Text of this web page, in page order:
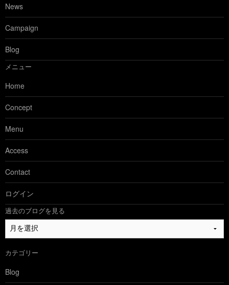
News
Campaign
Blog
メニュー
Home
Concept
Menu
Access
Contact
ログイン
過去のブログを見る
過
去
ブ
ロ
グ
カテゴリー
Blog